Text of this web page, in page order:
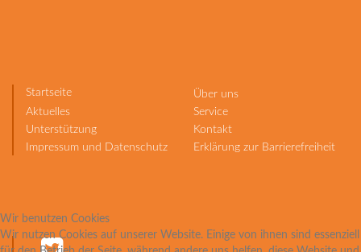
Startseite
Über uns
Aktuelles
Service
Unterstützung
Kontakt
Impressum und Datenschutz
Erklärung zur Barrierefreiheit
Wir benutzen Cookies
Wir nutzen Cookies auf unserer Website. Einige von ihnen sind essenziell